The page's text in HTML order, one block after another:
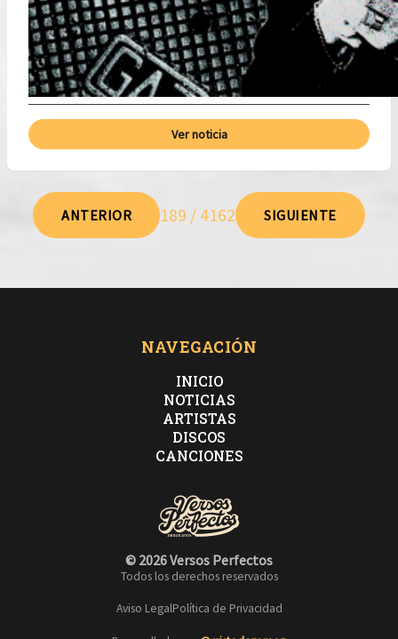
Ver noticia
ANTERIOR 189 / 4162 SIGUIENTE
NAVEGACIÓN
INICIO
NOTICIAS
ARTISTAS
DISCOS
CANCIONES
© 2026 Versos Perfectos
Todos los derechos reservados
Aviso LegalPolítica de Privacidad